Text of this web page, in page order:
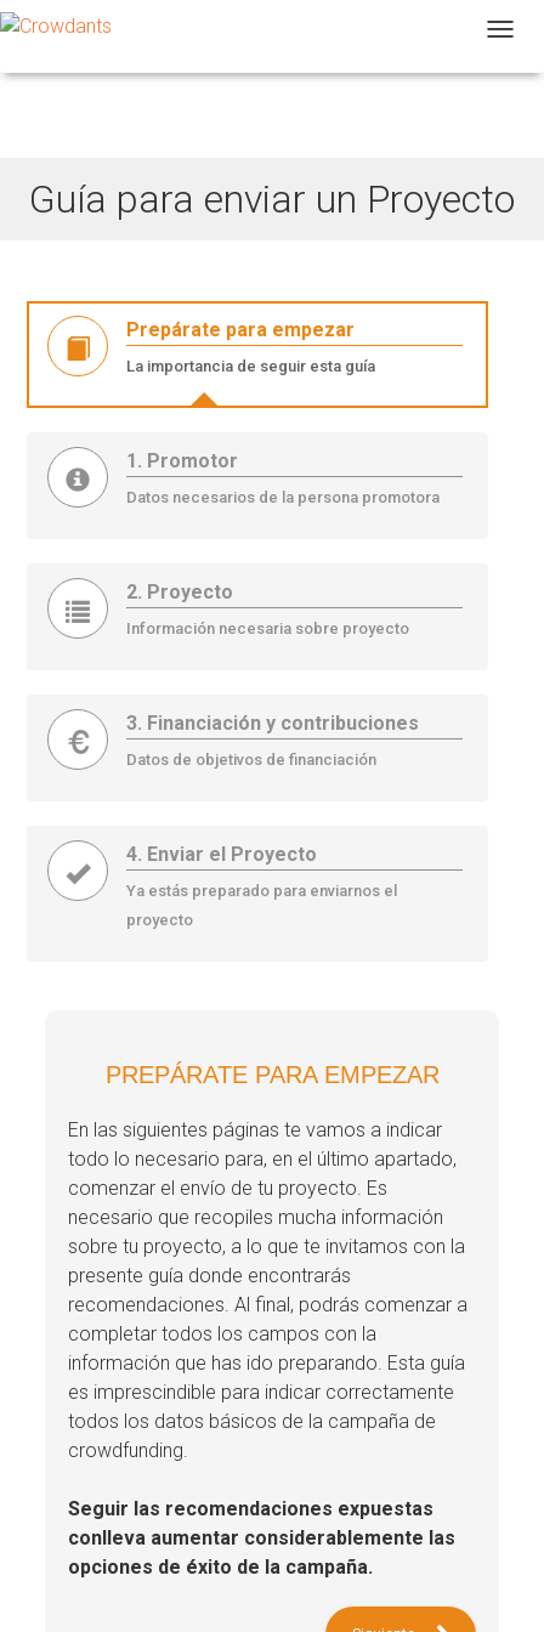
T
Guía para enviar un Proyecto
Prepárate para empezar
La importancia de seguir esta guía
1. Promotor
Datos necesarios de la persona promotora
2. Proyecto
Información necesaria sobre proyecto
3. Financiación y contribuciones
Datos de objetivos de financiación
4. Enviar el Proyecto
Ya estás preparado para enviarnos el
proyecto
PREPÁRATE PARA EMPEZAR
En las siguientes páginas te vamos a indicar
todo lo necesario para, en el último apartado,
comenzar el envío de tu proyecto. Es
necesario que recopiles mucha información
sobre tu proyecto, a lo que te invitamos con la
presente guía donde encontrarás
recomendaciones. Al final, podrás comenzar a
completar todos los campos con la
información que has ido preparando. Esta guía
es imprescindible para indicar correctamente
todos los datos básicos de la campaña de
crowdfunding.
Seguir las recomendaciones expuestas
conlleva aumentar considerablemente las
opciones de éxito de la campaña.